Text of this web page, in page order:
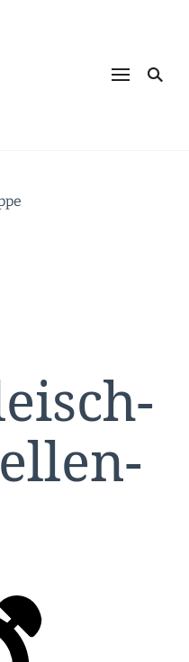
was die Natur einem